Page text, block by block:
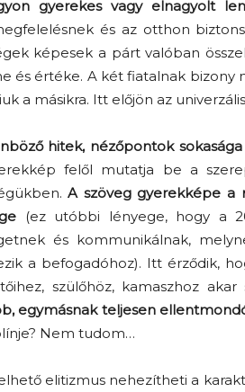
gyerekes vagy elnagyolt
és az otthon
képesek a párt valóban
és értéke. A két fiatalnak bizony
a másikra. Itt előjön az
hitek, nézőpontok
felől mutatja be a
A szöveg gyerekképe a
(ez utóbbi lényege, hogy a
és kommunikálnak,
a befogadóhoz). Itt érződik,
szülőhöz, kamaszhoz
egymásnak teljesen
Nem tudom…
elitizmus nehezítheti a